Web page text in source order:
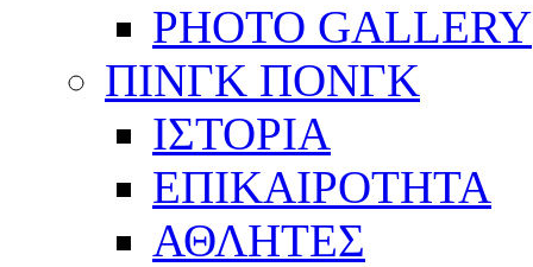
PHOTO GALLERY
ΠΙΝΓΚ ΠΟΝΓΚ
ΙΣΤΟΡΙΑ
ΕΠΙΚΑΙΡΟΤΗΤΑ
ΑΘΛΗΤΕΣ